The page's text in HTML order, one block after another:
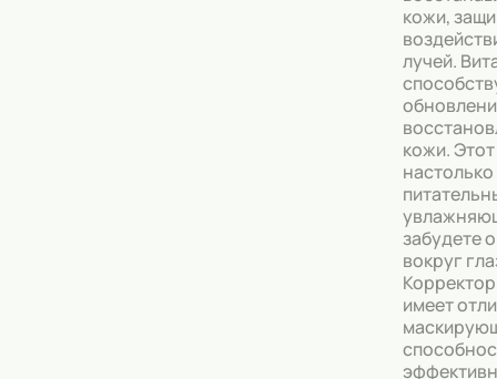
кожи,
лучей.
кожи.
настолько
забудете
вокруг
имеет